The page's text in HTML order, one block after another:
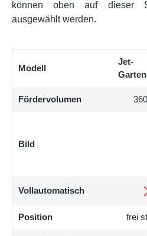
können oben auf dieser
ausgewählt werden.
Modell
Jet-
Fördervolumen
Bild
Vollautomatisch
Position frei